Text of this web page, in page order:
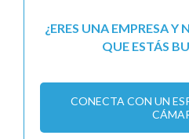
¿ERES UNA EMPRESA Y
QUE ESTÁS
CONECTA CON UN